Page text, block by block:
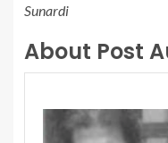
Sunardi
About Post